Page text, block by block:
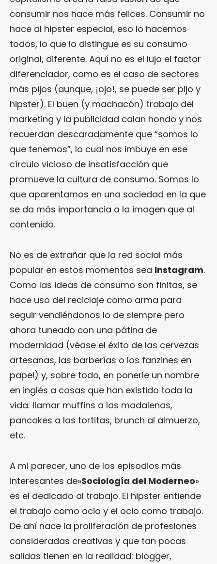
consumir nos hace más felices. Consumir no
hace al hipster especial, eso lo hacemos
todos, lo que lo distingue es su consumo
original, diferente. Aquí no es el lujo el factor
diferenciador, como es el caso de sectores
más pijos (aunque, ¡ojo!, se puede ser pijo y
hipster). El buen (y machacón) trabajo del
marketing y la publicidad calan hondo y nos
recuerdan descaradamente que “somos lo
que tenemos”, lo cual nos imbuye en ese
círculo vicioso de insatisfacción que
promueve la cultura de consumo. Somos lo
que aparentamos en una sociedad en la que
se da más importancia a la imagen que al
contenido.
No es de extrañar que la red social más
popular en estos momentos sea Instagram.
Como las ideas de consumo son finitas, se
hace uso del reciclaje como arma para
seguir vendiéndonos lo de siempre pero
ahora tuneado con una pátina de
modernidad (véase el éxito de las cervezas
artesanas, las barberías o los fanzines en
papel) y, sobre todo, en ponerle un nombre
en inglés a cosas que han existido toda la
vida: llamar muffins a las madalenas,
pancakes a las tortitas, brunch al almuerzo,
etc.
A mi parecer, uno de los episodios más
interesantes de»Sociología del Moderneo»
es el dedicado al trabajo. El hipster entiende
el trabajo como ocio y el ocio como trabajo.
De ahí nace la proliferación de profesiones
consideradas creativas y que tan pocas
salidas tienen en la realidad: blogger,